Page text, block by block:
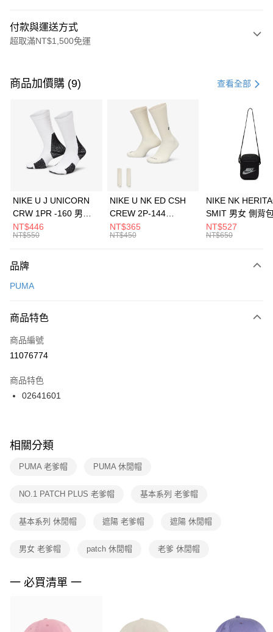
付款與運送方式
超取滿NT$1,500免運
信用卡一次付款
3 期 0 利率 每期 21家銀行
合作金庫商業銀行
第一商業銀行
華南商業銀行
彰化商業銀行
上海商業儲蓄銀行
元大商業銀行
台灣樂天信用卡公司
Apple Pay
全盈+PAY
AFTEE先享後付
【關於「AFTEE先享後付」】
便利好安心！
３．安心：先確認商品／服務後，再付款。
【「AFTEE先享後付」結帳流程】
１．於結帳方式選擇「AFTEE先享後付」後，將跳轉至「AFTEE先享後付」
２．訂單成立數日內，您將收到繳費通知簡訊。
３．收到繳費通知簡訊後14天內，點擊此簡訊中的連結，可透過四大超商／
ATM／網路銀行／等多元方式進行付款，方視為交易完成。
※ 交易是否成功請以「AFTEE先享後付 」之結帳頁面顯示為準，若有關於
是否繳費成功／繳費後需取消欲退款等相關疑問，請聯繫「AFTEE先享後付
客戶支援中心」https://netprotections.freshdesk.com/support/home
１．透過由恩沛科技股份有限公司提供之「AFTEE先享後付」服務完成之交
權轉讓予恩沛科技股份有限公司。
３．未成年的使用者請事先徵得法定代理人或監護人之同意方可使用
４．使用「AFTEE先享後付」時，將依據個別帳號之用戶狀況，依本公司即
５．嚴禁一人註冊多個帳號或使用他人資訊註冊。若發現惡意使用之情形，
恩沛科技股份有限公司將有權停止該用戶之使用額度並採取法律行動。
運送方式
每筆NT$100，滿NT$1,500(含以上)免運費
宅配
每筆NT$100，滿NT$1,500(含以上)免運費
付款後門市自取
每筆NT$100，滿NT$1,500(含以上)免運費
商品加價購 (9) 查看全部
NIKE U J UNICORN
CRW 1PR -160 男女
中統襪 FZ3393100
NT$446
NT$550
NIKE U NK ED CSH
CREW 2P-144
EMBRDY 男女 短統襪
FZ3073133
NT$365
NT$450
NIKE NK
SMIT 男女 側背
BA5871010
NT$527
NT$650
品牌
PUMA
商品特色
商品編號
11076774
商品特色
02641601
相關分類
PUMA 老爹帽 PUMA 休閒帽
NO.1 PATCH PLUS 老爹帽 基本系列 老爹帽
基本系列 休閒帽 遮陽 老爹帽 遮陽 休閒帽
男女 老爹帽 patch 休閒帽 老爹 休閒帽
一 必買清單 一